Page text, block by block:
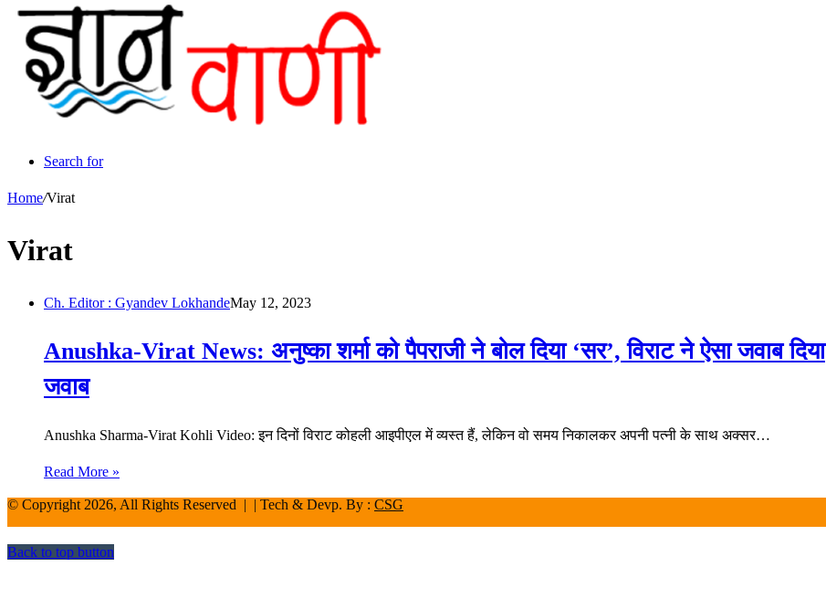
Search for
Home/Virat
Virat
Ch. Editor : Gyandev LokhandeMay 12, 2023
Anushka-Virat News: अनुष्का शर्मा को पैपराजी ने बोल दिया ‘सर’, विराट ने ऐसा जवाब दिया
जवाब
Anushka Sharma-Virat Kohli Video: इन दिनों विराट कोहली आइपीएल में व्यस्त हैं, लेकिन वो समय निकालकर अपनी पत्नी के साथ अक्सर…
Read More »
© Copyright 2026, All Rights Reserved | | Tech & Devp. By : CSG
Back to top button